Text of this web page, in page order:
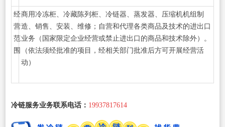
经
营
范
围
商用冷冻柜、冷藏陈列柜、冷链器、蒸发器、压缩机机组制
造、销售、安装、维修；自营和代理各类商品及技术的进出口
业务（国家限定企业经营或禁止进出口的商品和技术除外）。
（依法须经批准的项目，经相关部门批准后方可开展经营活
动）
冷链服务业务联系电话： 19937817614